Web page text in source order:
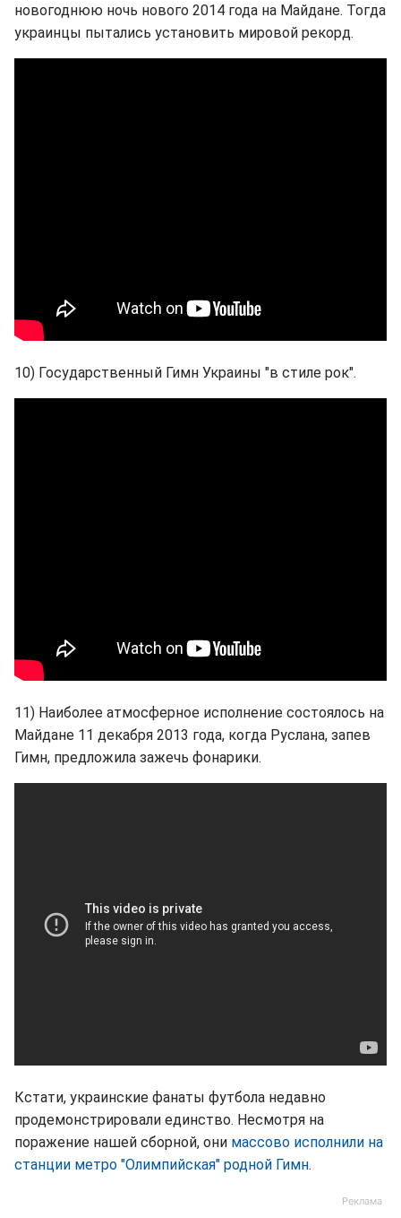
новогоднюю ночь нового 2014 года на Майдане. Тогда
украинцы пытались установить мировой рекорд.
10) Государственный Гимн Украины "в стиле рок".
11) Наиболее атмосферное исполнение состоялось на
Майдане 11 декабря 2013 года, когда Руслана, запев
Гимн, предложила зажечь фонарики.
Кстати, украинские фанаты футбола недавно
продемонстрировали единство. Несмотря на
поражение нашей сборной, они массово исполнили на
станции метро "Олимпийская" родной Гимн.